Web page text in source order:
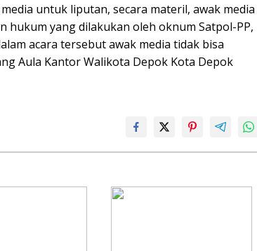
untuk liputan, secara materil, awak media
yang dilakukan oleh oknum Satpol-PP,
acara tersebut awak media tidak bisa
Aula Kantor Walikota Depok Kota Depok